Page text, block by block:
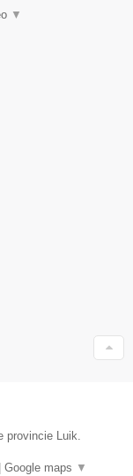
▼
provincie Luik.
Google maps ▼